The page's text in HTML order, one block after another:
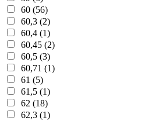
60 (56)
60,3 (2)
60,4 (1)
60,45 (2)
60,5 (3)
60,71 (1)
61 (5)
61,5 (1)
62 (18)
62,3 (1)